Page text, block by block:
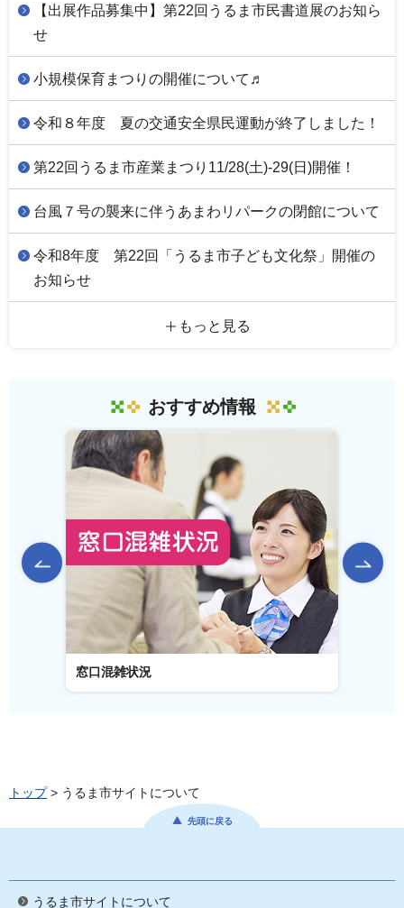
【出展作品募集中】第22回うるま市民書道展のお知ら
せ
小規模保育まつりの開催について♬
令和８年度 夏の交通安全県民運動が終了しました！
第22回うるま市産業まつり11/28(土)-29(日)開催！
台風７号の襲来に伴うあまわリパークの閉館について
令和8年度 第22回「うるま市子ども文化祭」開催の
お知らせ
もっと見る
おすすめ情報
前のスライドを表示
窓口混雑状況
トップ> うるま市サイトについて
先頭に戻る
うるま市サイトについて